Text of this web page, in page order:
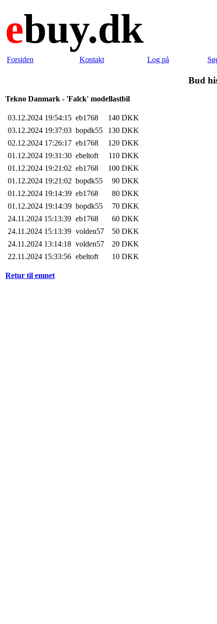
ebuy.dk
Forsiden Kontakt Log på
Bud
Tekno Danmark - 'Falck' modellastbil
03.12.2024 19:54:15 eb1768
140 DKK
03.12.2024 19:37:03 bopdk55
130 DKK
02.12.2024 17:26:17 eb1768
120 DKK
01.12.2024 19:31:30 ebeltoft
110 DKK
01.12.2024 19:21:02 eb1768
100 DKK
01.12.2024 19:21:02 bopdk55
90 DKK
01.12.2024 19:14:39 eb1768
80 DKK
01.12.2024 19:14:39 bopdk55
70 DKK
24.11.2024 15:13:39 eb1768
60 DKK
24.11.2024 15:13:39 volden57
50 DKK
24.11.2024 13:14:18 volden57
20 DKK
22.11.2024 15:33:56 ebeltoft 10 DKK
Retur til emnet